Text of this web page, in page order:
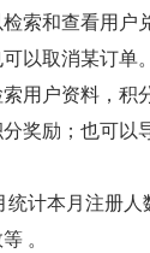
索和查看用户
以取消某订单。
用户资料，积
奖励；也可以
计本月注册人
。